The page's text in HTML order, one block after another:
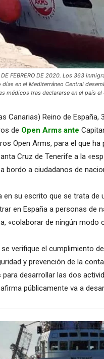
DE FEBRERO DE 2020. Los 363
en el Mediterráneo Central
médicos tras declararse en el país
Canarias) Reino de
de Open Arms ante
Open Arms, para el que
Cruz de Tenerife a la
bordo a ciudadanos de
en su escrito que se trata de
en España a personas de
«colaborar de ningún
verifique el cumplimiento
y prevención de la
desarrollar las dos
públicamente va a